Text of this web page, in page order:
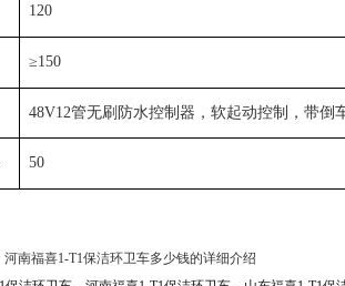
120
≥150
48V12管无刷防水控制器 ， 软起动控制，带倒
50
南福喜1-T1保洁环卫车多少钱的详细介绍